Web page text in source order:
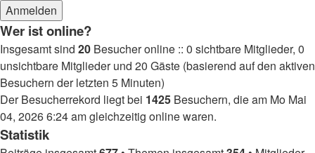
Wer ist online?
Insgesamt sind 20 Besucher online :: 0 sichtbare Mitglieder, 0
unsichtbare Mitglieder und 20 Gäste (basierend auf den aktiven
Besuchern der letzten 5 Minuten)
Der Besucherrekord liegt bei 1425 Besuchern, die am Mo Mai
04, 2026 6:24 am gleichzeitig online waren.
Statistik